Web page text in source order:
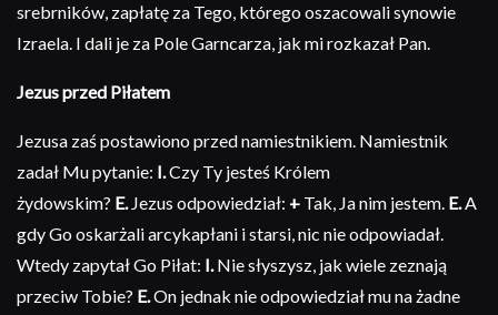
srebrników, zapłatę za Tego, którego oszacowali synowie
Izraela. I dali je za Pole Garncarza, jak mi rozkazał Pan.
Jezus przed Piłatem
Jezusa zaś postawiono przed namiestnikiem. Namiestnik
zadał Mu pytanie: I.Czy Ty jesteś Królem
żydowskim? E.Jezus odpowiedział: + Tak, Ja nim jestem. E.A
gdy Go oskarżali arcykapłani i starsi, nic nie odpowiadał.
Wtedy zapytał Go Piłat: I.Nie słyszysz, jak wiele zeznają
przeciw Tobie? E.On jednak nie odpowiedział mu na żadne